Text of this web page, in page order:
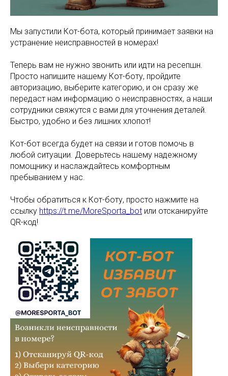
Мы запустили Кот-бота, который принимает заявки на
устранение неисправностей в номерах!
Теперь вам не нужно звонить или идти на ресепшн.
Просто напишите нашему Кот-боту, пройдите
авторизацию, выберите категорию, и он сразу же
передаст нам информацию о неисправностях, а наши
сотрудники свяжутся с вами для уточнения деталей.
Быстро, удобно и без лишних хлопот!
Кот-бот всегда будет на связи и готов помочь в
любой ситуации. Доверьтесь нашему надежному
помощнику и наслаждайтесь комфортным
пребыванием у нас.
Чтобы обратиться к Кот-боту, просто нажмите на
ссылку https://t.me/MoreSporta_bot или отсканируйте
QR-код!